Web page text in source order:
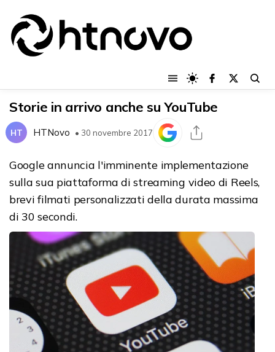
Storie in arrivo anche su YouTube
HT HTNovo • 30 novembre 2017
Google annuncia l'imminente implementazione
sulla sua piattaforma di streaming video di Reels,
brevi filmati personalizzati della durata massima
di 30 secondi.